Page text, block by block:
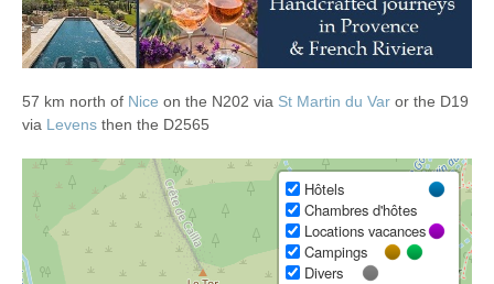
57 km north of Nice on the N202 via St Martin du Var or the D19
via Levens then the D2565
Hôtels
Chambres d'hôtes
Locations vacances
Campings
Divers